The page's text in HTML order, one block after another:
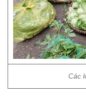
Các